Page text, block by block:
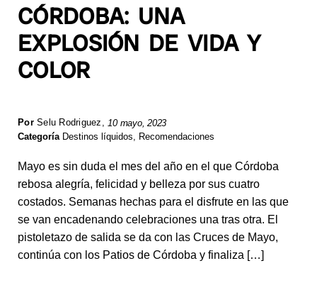
CÓRDOBA: UNA
EXPLOSIÓN DE VIDA Y
COLOR
PorSelu Rodriguez , 10 mayo, 2023
Categoría Destinos líquidos Recomendaciones
Mayo es sin duda el mes del año en el que Córdoba
rebosa alegría, felicidad y belleza por sus cuatro
costados. Semanas hechas para el disfrute en las que
se van encadenando celebraciones una tras otra. El
pistoletazo de salida se da con las Cruces de Mayo,
continúa con los Patios de Córdoba y finaliza […]